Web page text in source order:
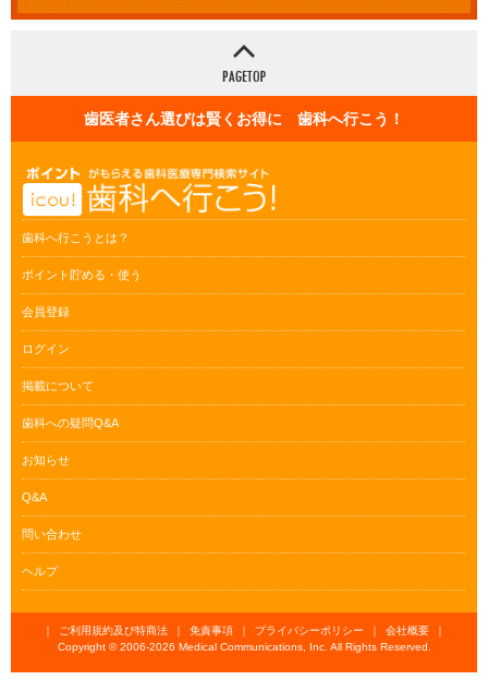
歯医者さん選びは賢くお得に 歯科へ行こう！
歯科へ行こうとは？
ポイント貯める・使う
会員登録
ログイン
掲載について
歯科への疑問Q&A
お知らせ
Q&A
問い合わせ
ヘルプ
｜ ご利用規約及び特商法 ｜ 免責事項 ｜ プライバシーポリシー ｜ 会社概要
｜
Copyright © 2006-2026 Medical Communications, Inc. All Rights Reserved.